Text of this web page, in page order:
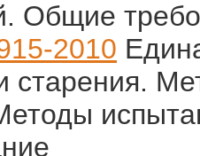
Общие
2010
старения.